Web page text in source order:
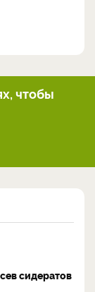
чтобы
сидератов